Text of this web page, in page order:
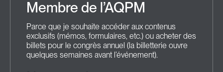
Membre de l’AQPM
Parce que je souhaite accéder aux contenus
exclusifs (mémos, formulaires, etc.) ou acheter des
billets pour le congrès annuel (la billetterie ouvre
quelques semaines avant l’événement).